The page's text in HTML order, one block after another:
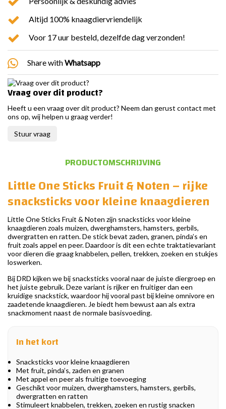
Altijd 100% knaagdiervriendelijk
Voor 17 uur besteld, dezelfde dag verzonden!
Share withWhatsapp
Vraag over dit product?
Heeft u een vraag over dit product? Neem dan gerust contact met
ons op, wij helpen u graag verder!
Stuur vraag
PRODUCTOMSCHRIJVING
Little One Sticks Fruit & Noten – rijke
snacksticks voor kleine knaagdieren
Little One Sticks Fruit & Noten zijn snacksticks voor kleine
knaagdieren zoals muizen, dwerghamsters, hamsters, gerbils,
dwergratten en ratten. De stick bevat zaden, granen, pinda’s en
fruit zoals appel en peer. Daardoor is dit een echte traktatievariant
voor dieren die graag knabbelen, pellen, trekken, zoeken en stukjes
loswerken.
Bij DRD kijken we bij snacksticks vooral naar de juiste diergroep en
het juiste gebruik. Deze variant is rijker en fruitiger dan een
kruidige snackstick, waardoor hij vooral past bij kleine omnivore en
zaadetende knaagdieren. Je biedt hem bewust aan als extra
snackmoment naast de normale basisvoeding.
In het kort
Snacksticks voor kleine knaagdieren
Met fruit, pinda’s, zaden en granen
Met appel en peer als fruitige toevoeging
Geschikt voor muizen, dwerghamsters, hamsters, gerbils,
dwergratten en ratten
Stimuleert knabbelen, trekken, zoeken en rustig snacken